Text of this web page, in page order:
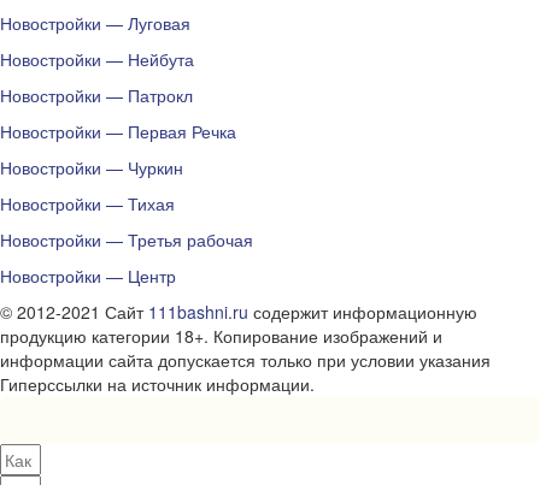
Новостройки — Луговая
Новостройки — Нейбута
Новостройки — Патрокл
Новостройки — Первая Речка
Новостройки — Чуркин
Новостройки — Тихая
Новостройки — Третья рабочая
Новостройки — Центр
© 2012-2021 Сайт 111bashni.ru содержит информационную
продукцию категории 18+. Копирование изображений и
информации сайта допускается только при условии указания
Гиперссылки на источник информации.